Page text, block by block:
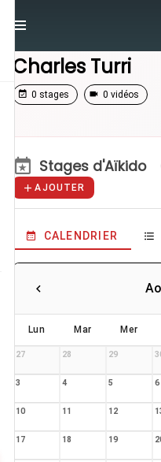
Charles Turri
0 stages 0 vidéos
Stages d'Aïkido
AJOUTER
CALENDRIER
Lun Mar Mer
27 28 29
3 4 5 6
10 11 12
17 18 19